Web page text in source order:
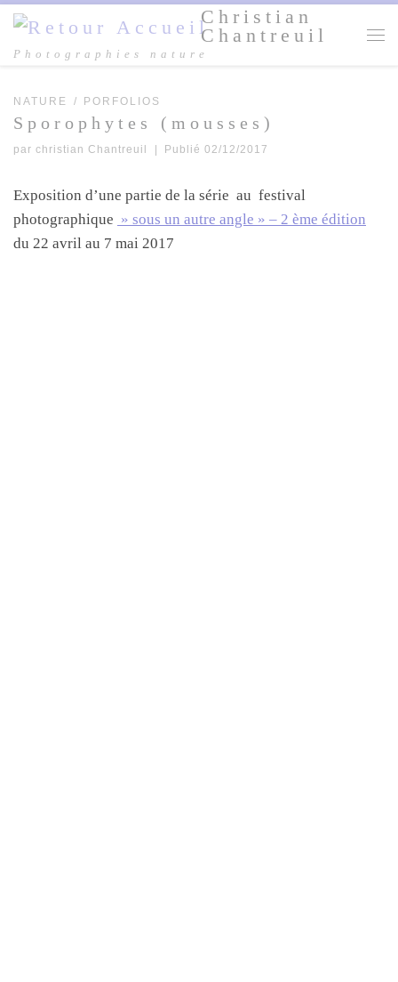
Passer au contenu
Christian
Chantreuil
Photographies nature
NATURE PORFOLIOS
Sporophytes (mousses)
par christian Chantreuil Publié02/12/2017
Exposition d’une partie de la série au festival
photographique » sous un autre angle » – 2 ème édition
du 22 avril au 7 mai 2017